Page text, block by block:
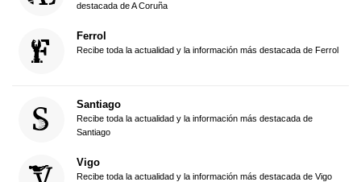
destacada de A Coruña
Ferrol
Recibe toda la actualidad y la información más destacada de Ferrol
Santiago
Recibe toda la actualidad y la información más destacada de
Santiago
Vigo
Recibe toda la actualidad y la información más destacada de Vigo